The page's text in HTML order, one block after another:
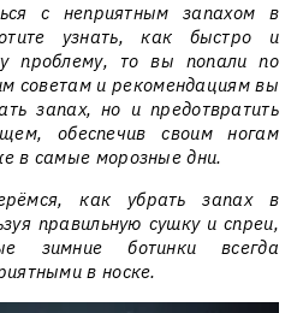
с неприятным запахом в
узнать, как быстро и
проблему, то вы попали по
советам и рекомендациям вы
запах, но и предотвратить
обеспечив своим ногам
в самые морозные дни.
как убрать запах в
правильную сушку и спреи,
зимние ботинки всегда
в носке.